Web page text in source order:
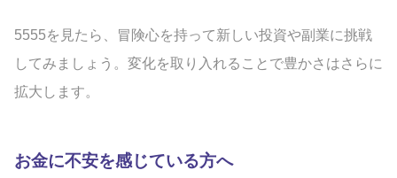
5555を見たら、冒険心を持って新しい投資や副業に挑戦
してみましょう。変化を取り入れることで豊かさはさらに
拡大します。
お金に不安を感じている方へ